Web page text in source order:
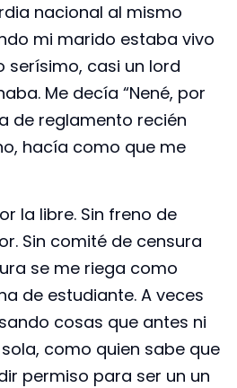
nacional al mismo
mi marido estaba vivo
serísimo, casi un lord
Me decía “Nené, por
de reglamento recién
hacía como que me
la libre. Sin freno de
Sin comité de censura
se me riega como
de estudiante. A veces
cosas que antes ni
como quien sabe que
permiso para ser un un